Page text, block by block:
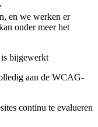
en we werken er
onder meer het
bijgewerkt
aan de WCAG-
continu te evalueren